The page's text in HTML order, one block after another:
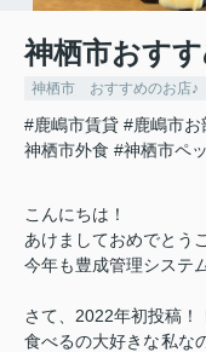
神栖市おす
神栖市 おすすめのお店♪
#鹿嶋市賃貸 #鹿嶋市お
神栖市外食 #神栖市ペ
こんにちは！
あけましておめでとう
今年も豊成管理システ
さて、2022年初投稿！
食べるの大好きな私な